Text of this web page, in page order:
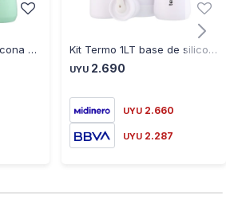
Kit termo 1LT base silicona + mate tradicional Verde agua Kit Termo 1LT base de silicona + Mate Tradicional blanco
UYU 2.690
UYU 2.660
UYU 2.287